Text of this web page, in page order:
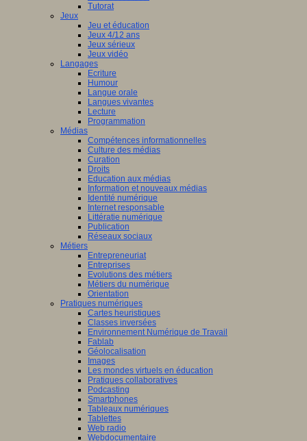
Tutorat
Jeux
Jeu et éducation
Jeux 4/12 ans
Jeux sérieux
Jeux vidéo
Langages
Ecriture
Humour
Langue orale
Langues vivantes
Lecture
Programmation
Médias
Compétences informationnelles
Culture des médias
Curation
Droits
Education aux médias
Information et nouveaux médias
Identité numérique
Internet responsable
Littératie numérique
Publication
Réseaux sociaux
Métiers
Entrepreneuriat
Entreprises
Evolutions des métiers
Métiers du numérique
Orientation
Pratiques numériques
Cartes heuristiques
Classes inversées
Environnement Numérique de Travail
Fablab
Géolocalisation
Images
Les mondes virtuels en éducation
Pratiques collaboratives
Podcasting
Smartphones
Tableaux numériques
Tablettes
Web radio
Webdocumentaire